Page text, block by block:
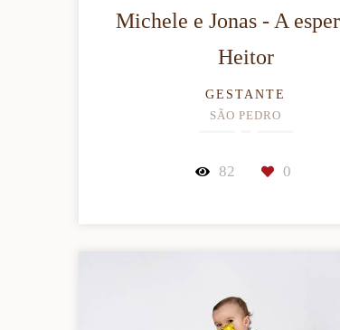
Michele e Jonas - A
Heitor
GESTANTE
SÃO PEDRO
82 0